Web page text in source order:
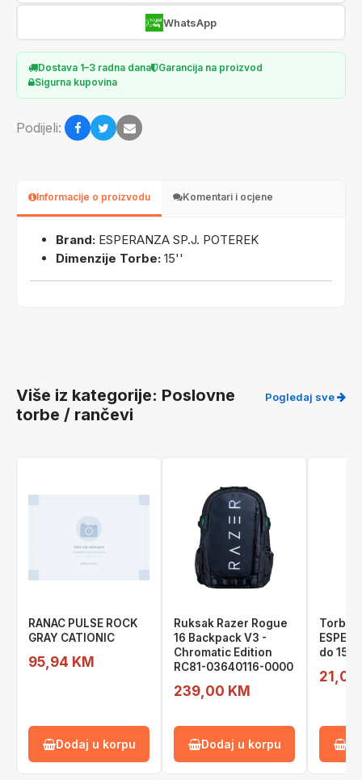
WhatsApp
Dostava 1–3 radna dana
Garancija na proizvod
Sigurna kupovina
Podijeli:
Informacije o proizvodu Komentari i ocjene
Brand: ESPERANZA SP.J. POTEREK
Dimenzije Torbe: 15''
Više iz kategorije: Poslovne
torbe / rančevi
Pogledaj sve
RANAC PULSE ROCK
GRAY CATIONIC
95,94 KM
Dodaj u korpu
Ruksak Razer Rogue
16 Backpack V3 -
Chromatic Edition
RC81-03640116-0000
239,00 KM
Dodaj u korpu
Torba
do
21,00